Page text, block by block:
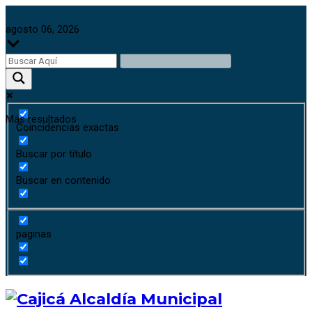
agosto 06, 2026
Más resultados
Coincidencias exactas
Buscar por título
Buscar en contenido
paginas